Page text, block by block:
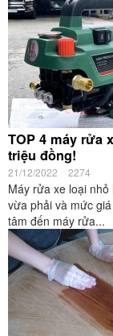
TOP 4 máy rửa
triệu đồng!
21/12/2022 2274
Máy rửa xe loại
vừa phải và mức
tâm đến máy rửa...